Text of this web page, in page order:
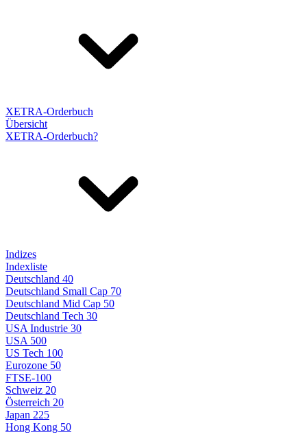
XETRA-Orderbuch
Übersicht
XETRA-Orderbuch?
Indizes
Indexliste
Deutschland 40
Deutschland Small Cap 70
Deutschland Mid Cap 50
Deutschland Tech 30
USA Industrie 30
USA 500
US Tech 100
Eurozone 50
FTSE-100
Schweiz 20
Österreich 20
Japan 225
Hong Kong 50